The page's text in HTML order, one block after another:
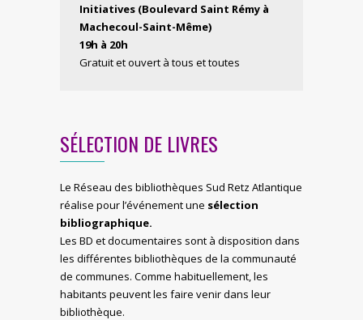
Initiatives (Boulevard Saint Rémy à
Machecoul-Saint-Même)
19h à 20h
Gratuit et ouvert à tous et toutes
SÉLECTION DE LIVRES
Le Réseau des bibliothèques Sud Retz Atlantique
réalise pour l’événement une sélection
bibliographique.
Les BD et documentaires sont à disposition dans
les différentes bibliothèques de la communauté
de communes. Comme habituellement, les
habitants peuvent les faire venir dans leur
bibliothèque.